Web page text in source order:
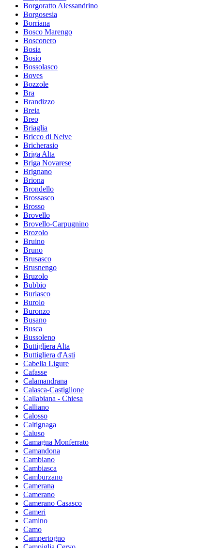
Borgoratto Alessandrino
Borgosesia
Borriana
Bosco Marengo
Bosconero
Bosia
Bosio
Bossolasco
Boves
Bozzole
Bra
Brandizzo
Breia
Breo
Briaglia
Bricco di Neive
Bricherasio
Briga Alta
Briga Novarese
Brignano
Briona
Brondello
Brossasco
Brosso
Brovello
Brovello-Carpugnino
Brozolo
Bruino
Bruno
Brusasco
Brusnengo
Bruzolo
Bubbio
Buriasco
Burolo
Buronzo
Busano
Busca
Bussoleno
Buttigliera Alta
Buttigliera d'Asti
Cabella Ligure
Cafasse
Calamandrana
Calasca-Castiglione
Callabiana - Chiesa
Calliano
Calosso
Caltignaga
Caluso
Camagna Monferrato
Camandona
Cambiano
Cambiasca
Camburzano
Camerana
Camerano
Camerano Casasco
Cameri
Camino
Camo
Campertogno